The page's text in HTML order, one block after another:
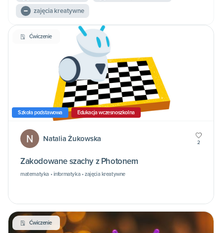
zajęcia kreatywne
Ćwiczenie
Szkoła podstawowa Edukacja wczesnoszkolna
Natalia Żukowska 2
Zakodowane szachy z Photonem
matematyka • informatyka • zajęcia kreatywne
Ćwiczenie